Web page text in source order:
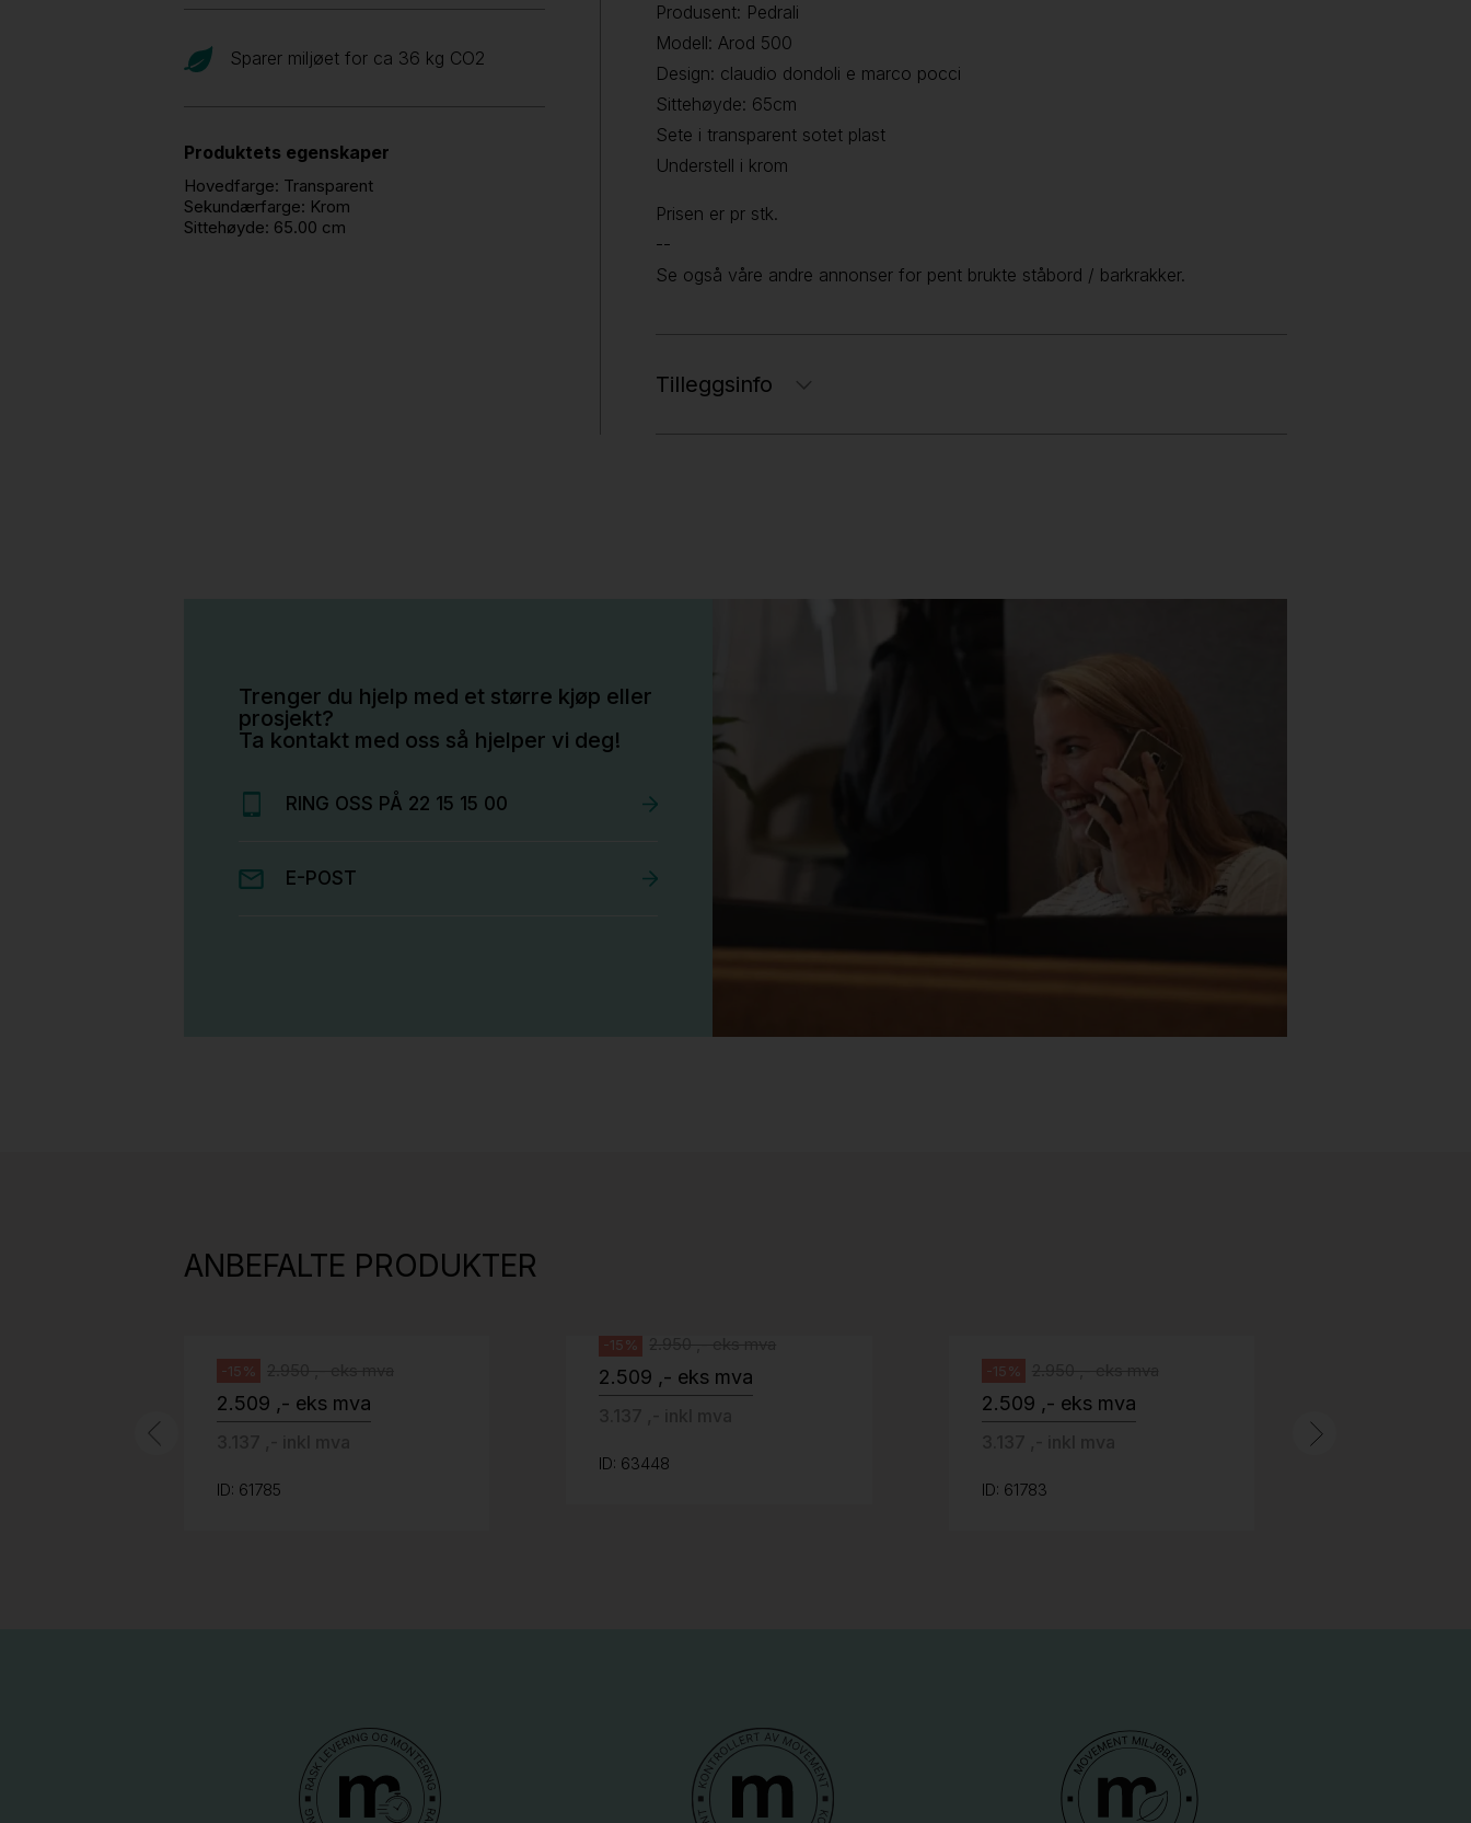
Sparer miljøet for ca 36 kg CO2
Produktets egenskaper
Hovedfarge: Transparent
Sekundærfarge: Krom
Sittehøyde: 65.00 cm
Produsent: Pedrali
Modell: Arod 500
Design: claudio dondoli e marco pocci
Sittehøyde: 65cm
Sete i transparent sotet plast
Understell i krom
Prisen er pr stk.
--
Se også våre andre annonser for pent brukte ståbord / barkrakker.
Tilleggsinfo
Trenger du hjelp med et større kjøp eller
prosjekt?
Ta kontakt med oss så hjelper vi deg!
RING OSS PÅ 22 15 15 00
E-POST
ANBEFALTE PRODUKTER
grått fotkryss, Pent brukt
-15%
2.509 ,- eks mva
ID: 61785
-15%
2.509 ,- eks mva
ID: 63448
-15%
2.509 ,- eks mva
ID: 61783